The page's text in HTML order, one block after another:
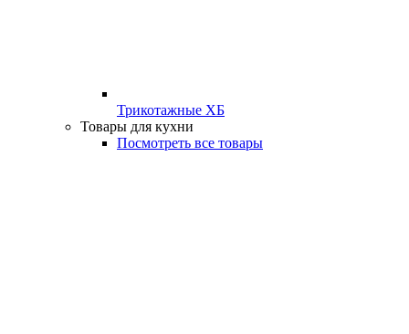
Трикотажные ХБ
Товары для кухни
Посмотреть все товары